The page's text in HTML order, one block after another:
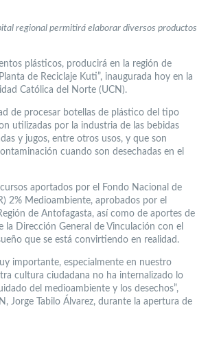
regional permitirá elaborar diversos productos
plásticos, producirá en la región de
de Reciclaje Kuti”, inaugurada hoy en la
Católica del Norte (UCN).
de procesar botellas de plástico del tipo
utilizadas por la industria de las bebidas
y jugos, entre otros usos, y que son
cuando son desechadas en el
aportados por el Fondo Nacional de
2% Medioambiente, aprobados por el
de Antofagasta, así como de aportes de
la Dirección General de Vinculación con el
que se está convirtiendo en realidad.
importante, especialmente en nuestro
cultura ciudadana no ha internalizado lo
del medioambiente y los desechos”,
Jorge Tabilo Álvarez, durante la apertura de